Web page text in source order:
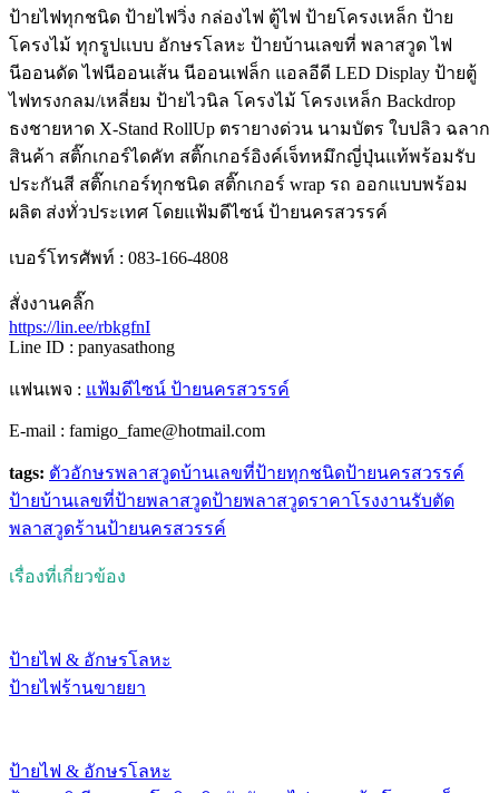
ป้ายไฟทุกชนิด ป้ายไฟวิ่ง กล่องไฟ ตู้ไฟ ป้ายโครงเหล็ก ป้าย
โครงไม้ ทุกรูปแบบ อักษรโลหะ ป้ายบ้านเลขที่ พลาสวูด ไฟ
นีออนดัด ไฟนีออนเส้น นีออนเฟล็ก แอลอีดี LED Display ป้ายตู้
ไฟทรงกลม/เหลี่ยม ป้ายไวนิล โครงไม้ โครงเหล็ก Backdrop
ธงชายหาด X-Stand RollUp ตรายางด่วน นามบัตร ใบปลิว ฉลาก
สินค้า สติ๊กเกอร์ไดคัท สติ๊กเกอร์อิงค์เจ็ทหมึกญี่ปุ่นแท้พร้อมรับ
ประกันสี สติ๊กเกอร์ทุกชนิด สติ๊กเกอร์ wrap รถ ออกแบบพร้อม
ผลิต ส่งทั่วประเทศ โดยแฟ้มดีไซน์ ป้ายนครสวรรค์
เบอร์โทรศัพท์ : 083-166-4808
สั่งงานคลิ๊ก
https://lin.ee/rbkgfnI
Line ID : panyasathong
แฟนเพจ : แฟ้มดีไซน์ ป้ายนครสวรรค์
E-mail : famigo_fame@hotmail.com
tags: ตัวอักษรพลาสวูดบ้านเลขที่ป้ายทุกชนิดป้ายนครสวรรค์
ป้ายบ้านเลขที่ป้ายพลาสวูดป้ายพลาสวูดราคาโรงงานรับตัด
พลาสวูดร้านป้ายนครสวรรค์
เรื่องที่เกี่ยวข้อง
ป้ายไฟ & อักษรโลหะ
ป้ายไฟร้านขายยา
ป้ายไฟ & อักษรโลหะ